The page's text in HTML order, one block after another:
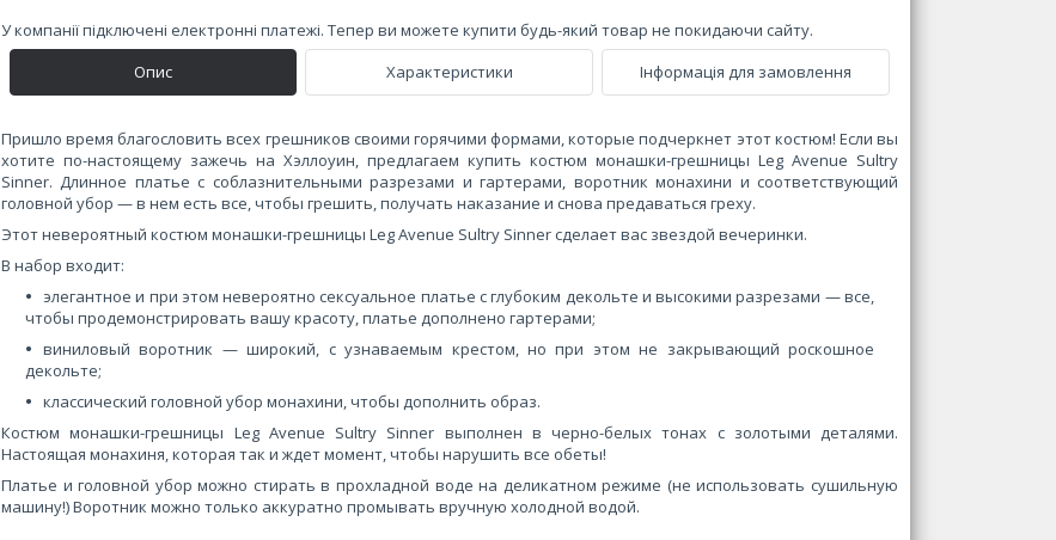
У компанії підключені електронні платежі. Тепер ви можете купити будь-який товар не покидаючи сайту.
Опис
Характеристики Інформація для замовлення
Пришло время благословить всех грешников своими горячими формами, которые подчеркнет этот костюм! Если вы
хотите по-настоящему зажечь на Хэллоуин, предлагаем купить костюм монашки-грешницы Leg Avenue Sultry
Sinner. Длинное платье с соблазнительными разрезами и гартерами, воротник монахини и соответствующий
головной убор — в нем есть все, чтобы грешить, получать наказание и снова предаваться греху.
Этот невероятный костюм монашки-грешницы Leg Avenue Sultry Sinner сделает вас звездой вечеринки.
В набор входит:
элегантное и при этом невероятно сексуальное платье с глубоким декольте и высокими разрезами — все,
чтобы продемонстрировать вашу красоту, платье дополнено гартерами;
виниловый воротник — широкий, с узнаваемым крестом, но при этом не закрывающий роскошное
декольте;
классический головной убор монахини, чтобы дополнить образ.
Костюм монашки-грешницы Leg Avenue Sultry Sinner выполнен в черно-белых тонах с золотыми деталями.
Настоящая монахиня, которая так и ждет момент, чтобы нарушить все обеты!
Платье и головной убор можно стирать в прохладной воде на деликатном режиме (не использовать сушильную
машину!) Воротник можно только аккуратно промывать вручную холодной водой.